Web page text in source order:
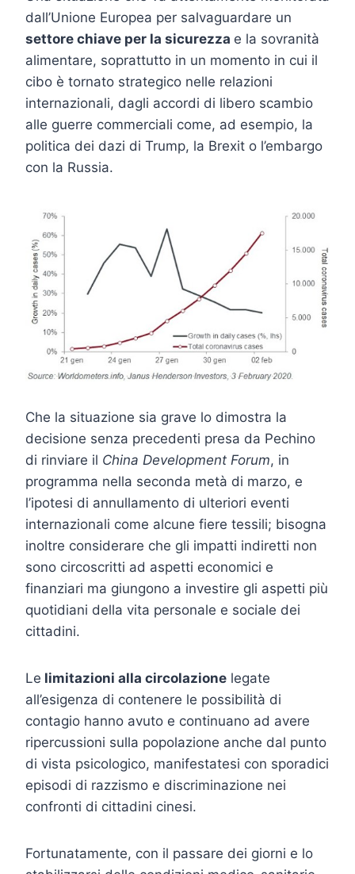
dall’Unione Europea per salvaguardare un
settore chiave per la sicurezza e la sovranità
alimentare, soprattutto in un momento in cui il
cibo è tornato strategico nelle relazioni
internazionali, dagli accordi di libero scambio
alle guerre commerciali come, ad esempio, la
politica dei dazi di Trump, la Brexit o l’embargo
con la Russia.
Che la situazione sia grave lo dimostra la
decisione senza precedenti presa da Pechino
di rinviare il China Development Forum, in
programma nella seconda metà di marzo, e
l’ipotesi di annullamento di ulteriori eventi
internazionali come alcune fiere tessili; bisogna
inoltre considerare che gli impatti indiretti non
sono circoscritti ad aspetti economici e
finanziari ma giungono a investire gli aspetti più
quotidiani della vita personale e sociale dei
cittadini.
Le limitazioni alla circolazione legate
all’esigenza di contenere le possibilità di
contagio hanno avuto e continuano ad avere
ripercussioni sulla popolazione anche dal punto
di vista psicologico, manifestatesi con sporadici
episodi di razzismo e discriminazione nei
confronti di cittadini cinesi.
Fortunatamente, con il passare dei giorni e lo